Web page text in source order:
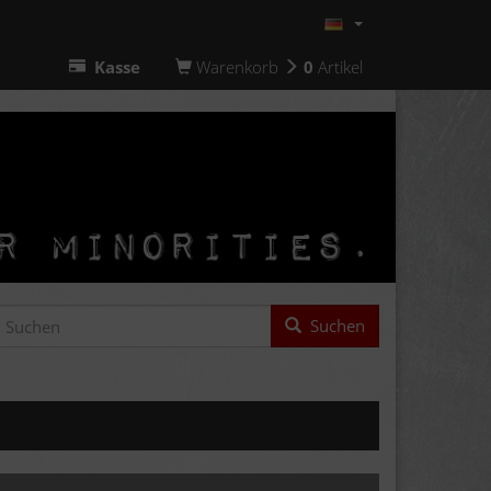
Kasse Warenkorb 0 Artikel
Suchen